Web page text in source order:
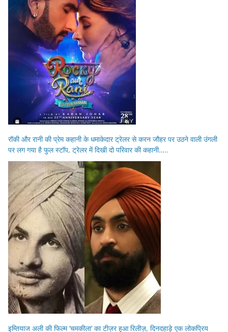
रॉकी और रानी की प्रेम कहानी के धमाकेदार ट्रेलर से करन जौहर पर उठने वाली उंगली
पर लग गया है फुल स्टॉप, ट्रेलर में दिखी दो परिवार की कहानी…..
इम्तियाज अली की फिल्म ‘चमकीला’ का टीज़र हुआ रिलीज़, दिनदहाड़े एक लोकप्रिय